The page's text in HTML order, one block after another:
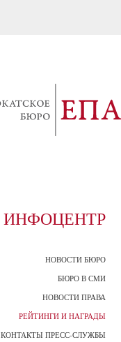
ИНФОЦЕНТР
НОВОСТИ БЮРО
БЮРО В СМИ
НОВОСТИ ПРАВА
РЕЙТИНГИ И НАГРАДЫ
КОНТАКТЫ ПРЕСС-СЛУЖБЫ